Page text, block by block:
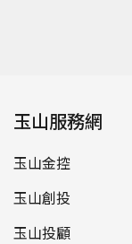
玉山服務網
玉山金控
玉山創投
玉山投顧